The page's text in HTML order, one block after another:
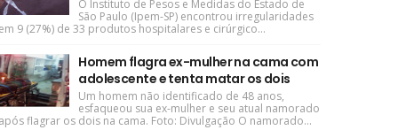
O Instituto de Pesos e Medidas do Estado de
São Paulo (Ipem-SP) encontrou irregularidades
9 (27%) de 33 produtos hospitalares e cirúrgico...
Homem flagra ex-mulher na cama com
adolescente e tenta matar os dois
Um homem não identificado de 48 anos,
esfaqueou sua ex-mulher e seu atual namorado
flagrar os dois na cama. Foto: Divulgação O namorado...